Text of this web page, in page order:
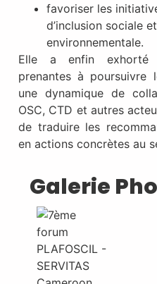
favoriser les
d’inclusion sociale
environnementale.
Elle a enfin exhorté
prenantes à poursuivre
une dynamique de
OSC, CTD et autres
de traduire les
en actions concrètes au
Galerie